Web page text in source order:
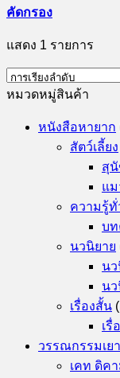
คัดกรอง
แสดง 1 รายการ
หมวดหมู่สินค้า
หนังสือหายาก
สัตว์เลี้ยง
สุ
แม
ความรู้ทั่
บท
นวนิยาย
นว
นว
เรื่องสั้น
เรื่
วรรณกรรมเย
เคท ดิค